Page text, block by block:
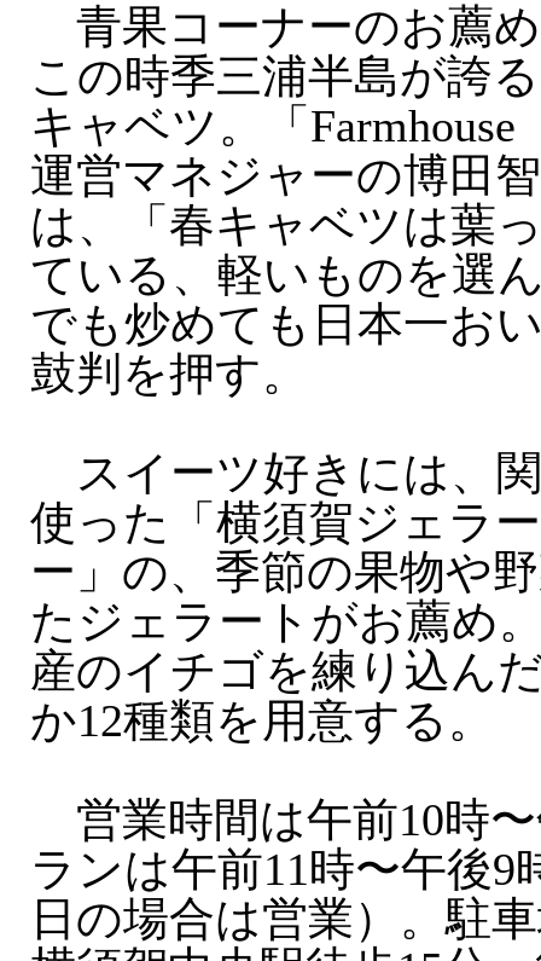
青果コーナーのお薦
この時季三浦半島が誇
キャベツ。「
運営マネジャーの博田
は、「春キャベツは葉
ている、軽いものを選
でも炒めても日本一お
鼓判を押す。
スイーツ好きには、
使った「横須賀ジェラ
ー」の、季節の果物や
たジェラートがお薦め
産のイチゴを練り込ん
か12種類を用意する。
営業時間は午前10時
ランは午前11時〜午後9
日の場合は営業）。駐